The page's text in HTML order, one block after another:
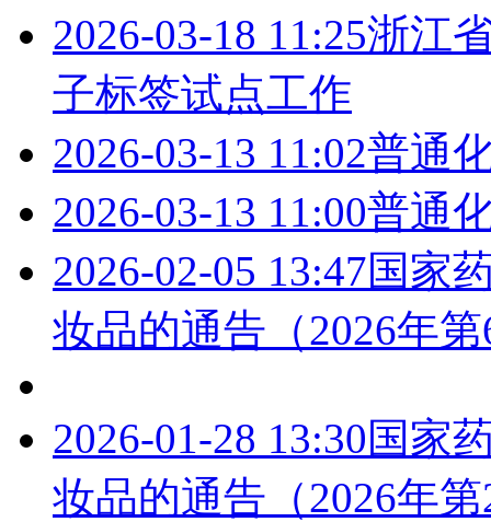
2026-03-18 11:25浙江
子标签试点工作
2026-03-13 11:02普通
2026-03-13 11:00普通
2026-02-05 13:47国家
妆品的通告（2026年
2026-01-28 13:30国家
妆品的通告（2026年